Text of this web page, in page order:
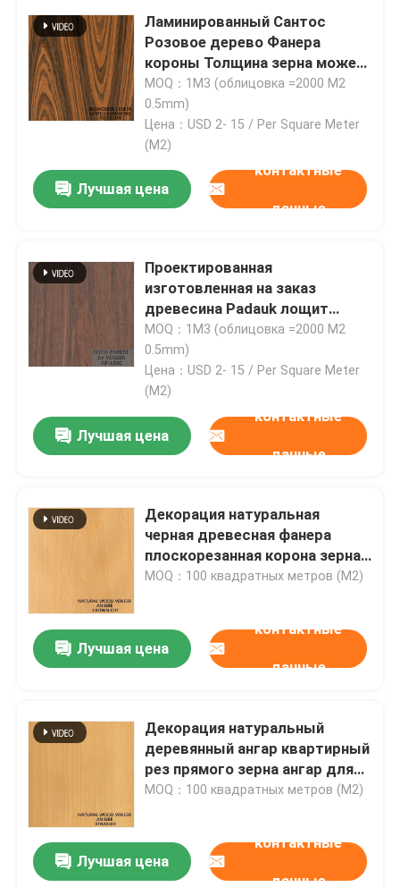
Продукты
О нас
Экскурсия по заводу
Контроль качества
Случаи
Запросите цитату
Проектированная облицовка древесины
Причудливая доска переклейки
Фильм PP декоративный
ориентированная доска стренги
Ламинированный Сантос
Розовое дерево Фанера
короны Толщина зерна может
быть настроена 0.15-1.8 мм
для для кабинета лица SZ-
254C / 1010C / 1325C
MOQ：1M3 (облицовка =2000 M2
0.5mm)
Цена：USD 2- 15 / Per Square Meter
(M2)
Лучшая цена
контактные
данные
Проектированная
изготовленная на заказ
древесина Padauk лощит
воспроизвели декоративное,
который
MOQ：1M3 (облицовка =2000 M2
0.5mm)
Цена：USD 2- 15 / Per Square Meter
(M2)
Лучшая цена
контактные
данные
Декорация натуральная
черная древесная фанера
плоскорезанная корона зерна
0,18-0,55 мм толщина
MOQ：100 квадратных метров (M2)
Лучшая цена
контактные
данные
Декорация натуральный
деревянный ангар квартирный
рез прямого зерна ангар для
дверей и окон
MOQ：100 квадратных метров (M2)
Лучшая цена
контактные
данные